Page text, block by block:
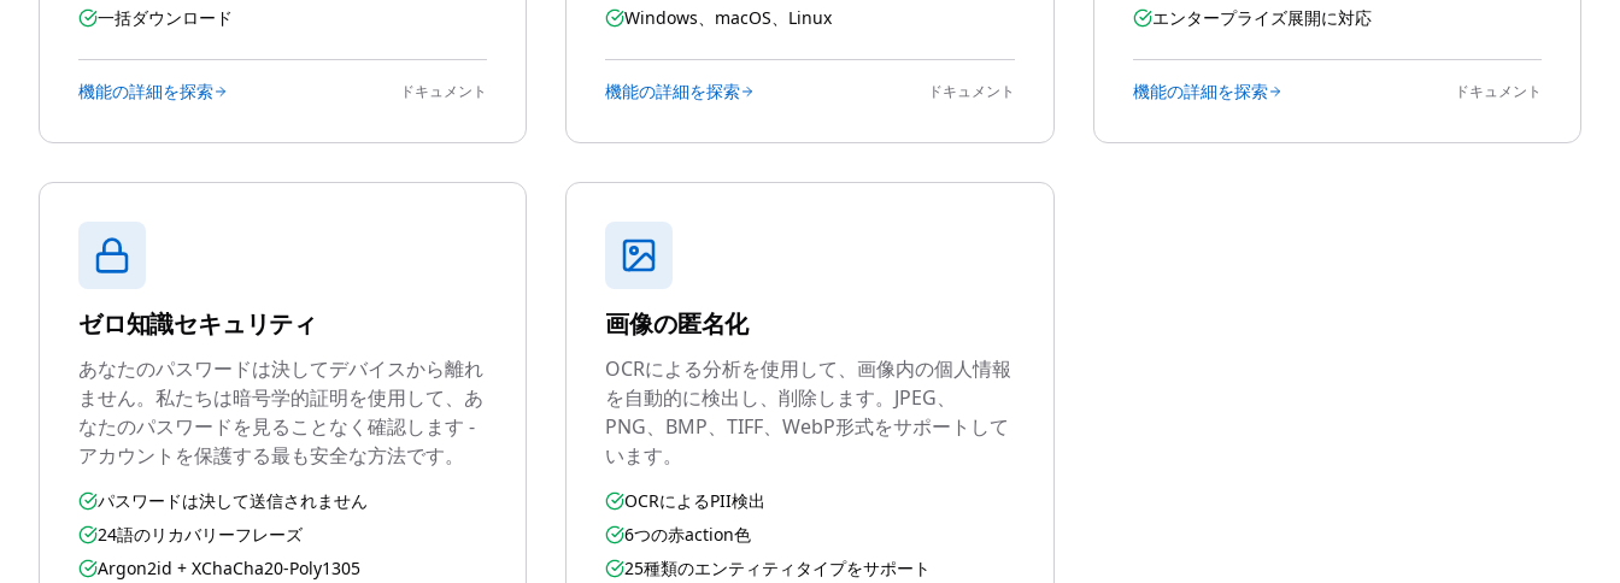
一括ダウンロード
機能の詳細を探索 ドキュメント
Windows、macOS、Linux
機能の詳細を探索 ドキュメント
エンタープライズ展開に対応
機能の詳細を探索 ドキュメント
ゼロ知識セキュリティ
あなたのパスワードは決してデバイスから離れ
ません。私たちは暗号学的証明を使用して、あ
なたのパスワードを見ることなく確認します -
アカウントを保護する最も安全な方法です。
パスワードは決して送信されません
24語のリカバリーフレーズ
Argon2id + XChaCha20-Poly1305
画像の匿名化
OCRによる分析を使用して、画像内の個人情報
を自動的に検出し、削除します。JPEG、
PNG、BMP、TIFF、WebP形式をサポートして
います。
OCRによるPII検出
6つの赤action色
25種類のエンティティタイプをサポート